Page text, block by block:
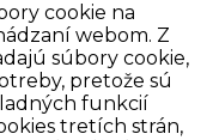
cookie na
webom. Z
súbory cookie,
pretože sú
funkcií
tretích strán,